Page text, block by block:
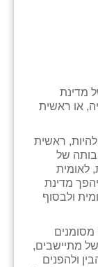
מדינת
או ראשית
ראשית
של
לאומית
מדינת
ולבסוף
מתיישבים,
ולהפנים